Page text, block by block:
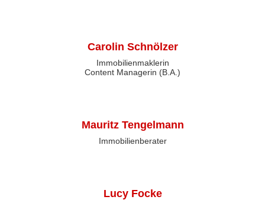
Carolin Schnölzer
Immobilienmaklerin
Content Managerin (B.A.)
Mauritz Tengelmann
Immobilienberater
Lucy Focke